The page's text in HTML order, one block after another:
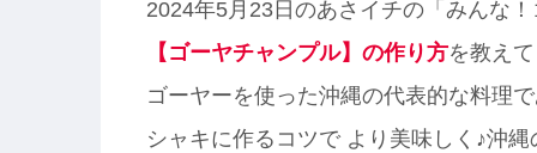
2024年5月23日のあさイチの「みんな
【ゴーヤチャンプル】の作り方を教え
ゴーヤーを使った沖縄の代表的な料理
シャキに作るコツで より美味しく♪沖